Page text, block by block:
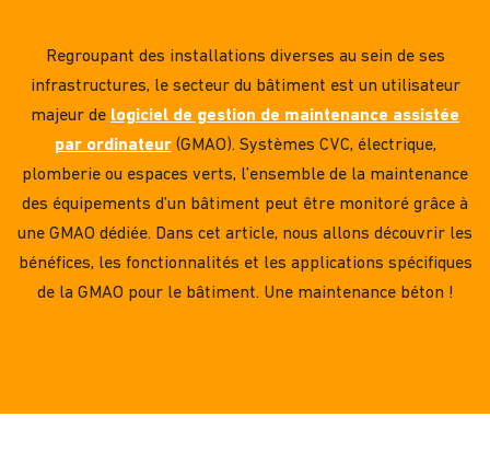
Regroupant des installations diverses au sein de ses
infrastructures, le secteurdu bâtiment est un utilisateur
majeur de logiciel de gestion de maintenance assistée
par ordinateur(GMAO). Systèmes CVC, électrique,
plomberie ou espaces verts, l’ensemble de la maintenance
des équipements d’un bâtiment peut être monitoré grâce à
une GMAO dédiée. Dans cet article, nous allons découvrir les
bénéfices, les fonctionnalités et les applications spécifiques
de la GMAO pour lebâtiment. Une maintenance béton !